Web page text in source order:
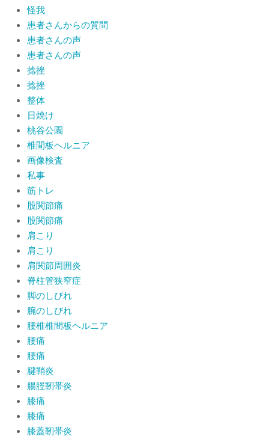
怪我
患者さんからの質問
患者さんの声
患者さんの声
捻挫
捻挫
整体
日焼け
桃谷公園
椎間板ヘルニア
画像検査
私事
筋トレ
股関節痛
股関節痛
肩こり
肩こり
肩関節周囲炎
脊柱管狭窄症
脚のしびれ
腕のしびれ
腰椎椎間板ヘルニア
腰痛
腰痛
腱鞘炎
腸脛靭帯炎
膝痛
膝痛
膝蓋靭帯炎